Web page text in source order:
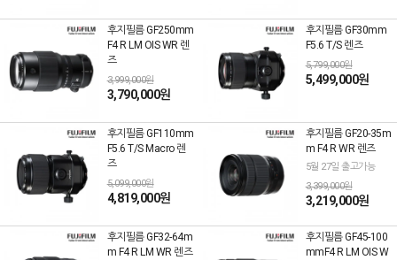
후지필름 GF250mm
F4 R LM OIS WR 렌
즈
3,999,000원
3,790,000원
후지필름 GF30mm
F5.6 T/S 렌즈
5,799,000원
5,499,000원
후지필름 GF110mm
F5.6 T/S Macro 렌
즈
5,099,000원
4,819,000원
후지필름 GF20-35m
m F4 R WR 렌즈
5월 27일 출고가능
3,399,000원
3,219,000원
후지필름 GF32-64m
m F4 R LM WR 렌즈
후지필름 GF45-100
mmF4 R LM OIS W